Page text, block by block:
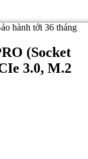
hành tới 36 tháng
(Socket
3.0, M.2